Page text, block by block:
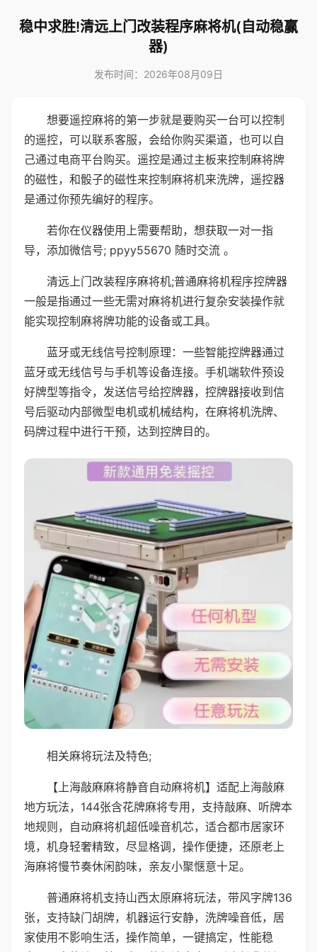
稳中求胜!清远上门改装程序麻将机(自动稳赢
器)
发布时间：2026年08月09日
想要遥控麻将的第一步就是要购买一台可以控制
的遥控，可以联系客服，会给你购买渠道，也可以自
己通过电商平台购买。遥控是通过主板来控制麻将牌
的磁性，和骰子的磁性来控制麻将机来洗牌，遥控器
是通过你预先编好的程序。
若你在仪器使用上需要帮助，想获取一对一指
导，添加微信号; ppyy55670 随时交流 。
清远上门改装程序麻将机;普通麻将机程序控牌器
一般是指通过一些无需对麻将机进行复杂安装操作就
能实现控制麻将牌功能的设备或工具。
蓝牙或无线信号控制原理：一些智能控牌器通过
蓝牙或无线信号与手机等设备连接。手机端软件预设
好牌型等指令，发送信号给控牌器，控牌器接收到信
号后驱动内部微型电机或机械结构，在麻将机洗牌、
码牌过程中进行干预，达到控牌目的。
相关麻将玩法及特色;
【上海敲麻麻将静音自动麻将机】适配上海敲麻
地方玩法，144张含花牌麻将专用，支持敲麻、听牌本
地规则，自动麻将机超低噪音机芯，适合都市居家环
境，机身轻奢精致，尽显格调，操作便捷，还原老上
海麻将慢节奏休闲韵味，亲友小聚惬意十足。
普通麻将机支持山西太原麻将玩法，带风字牌136
张，支持缺门胡牌，机器运行安静，洗牌噪音低，居
家使用不影响生活，操作简单，一键搞定，性能稳